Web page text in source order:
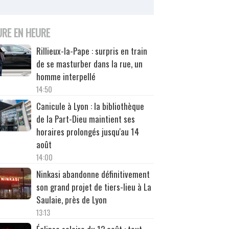
EN HEURE
Rillieux-la-Pape : surpris en train
de se masturber dans la rue, un
homme interpellé
14:50
Canicule à Lyon : la bibliothèque
de la Part-Dieu maintient ses
horaires prolongés jusqu'au 14
août
14:00
Ninkasi abandonne définitivement
son grand projet de tiers-lieu à La
Saulaie, près de Lyon
13:13